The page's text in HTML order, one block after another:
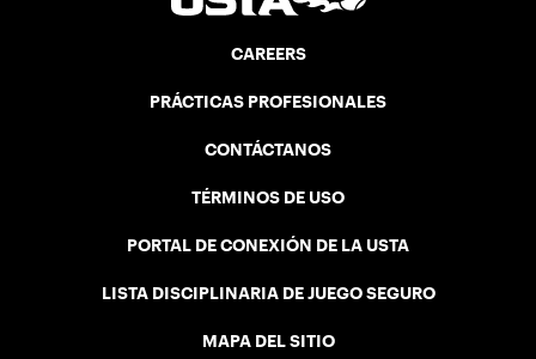
CAREERS
PRÁCTICAS PROFESIONALES
CONTÁCTANOS
TÉRMINOS DE USO
PORTAL DE CONEXIÓN DE LA USTA
LISTA DISCIPLINARIA DE JUEGO SEGURO
MAPA DEL SITIO